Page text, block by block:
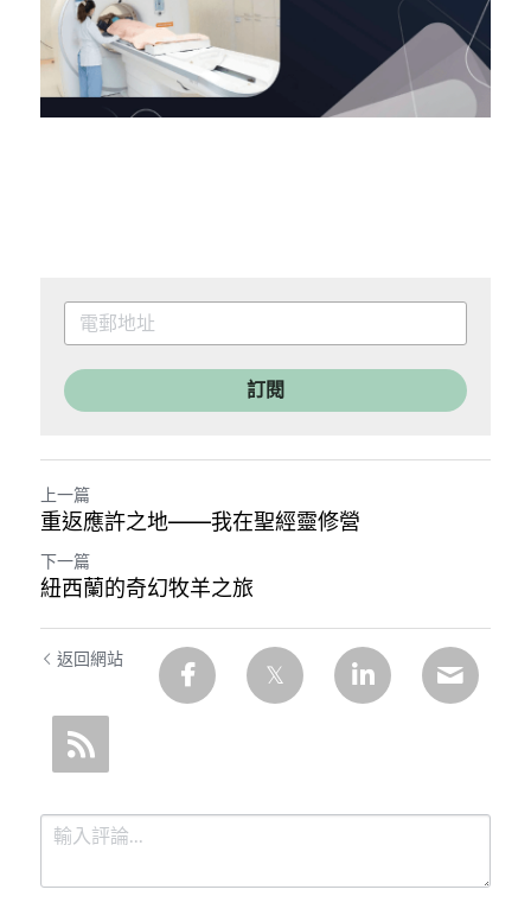
訂閱
上一篇
重返應許之地——我在聖經靈修營
下一篇
紐西蘭的奇幻牧羊之旅
返回網站